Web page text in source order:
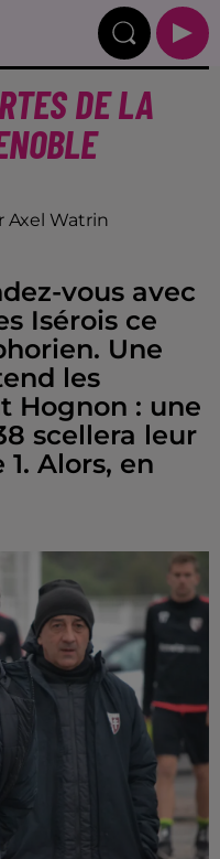
DE LA
Axel Watrin
vous avec
Isérois ce
Une
les
Hognon : une
scellera leur
Alors, en